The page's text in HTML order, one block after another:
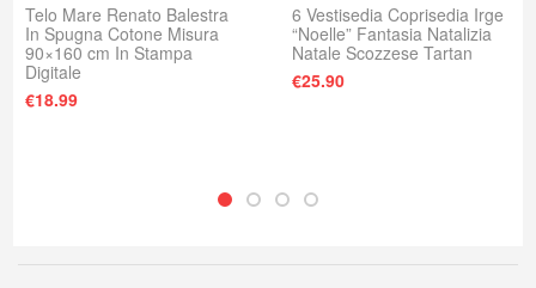
Telo Mare Renato Balestra
In Spugna Cotone Misura
90×160 cm In Stampa
Digitale
€18.99
6 Vestisedia Coprisedia Irge
“Noelle” Fantasia Natalizia
Natale Scozzese Tartan
€25.90